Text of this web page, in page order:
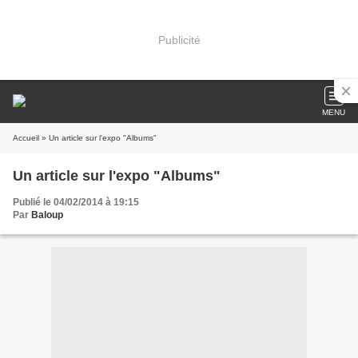
Publicité
MENU
Accueil » Un article sur l'expo "Albums"
Un article sur l'expo "Albums"
Publié le 04/02/2014 à 19:15
Par Baloup